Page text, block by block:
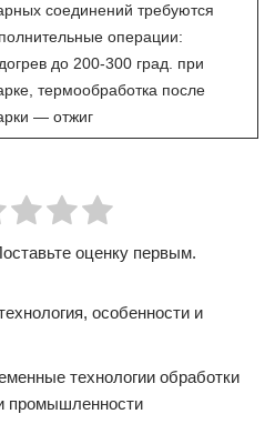
соединений требуются
операции:
до 200-300 град. при
термообработка после
— отжиг
оценку первым.
особенности и
технологии обработки
промышленности